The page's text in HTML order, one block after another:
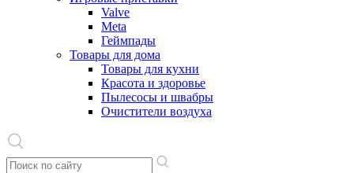
Valve
Meta
Геймпады
Товары для дома
Товары для кухни
Красота и здоровье
Пылесосы и швабры
Очистители воздуха